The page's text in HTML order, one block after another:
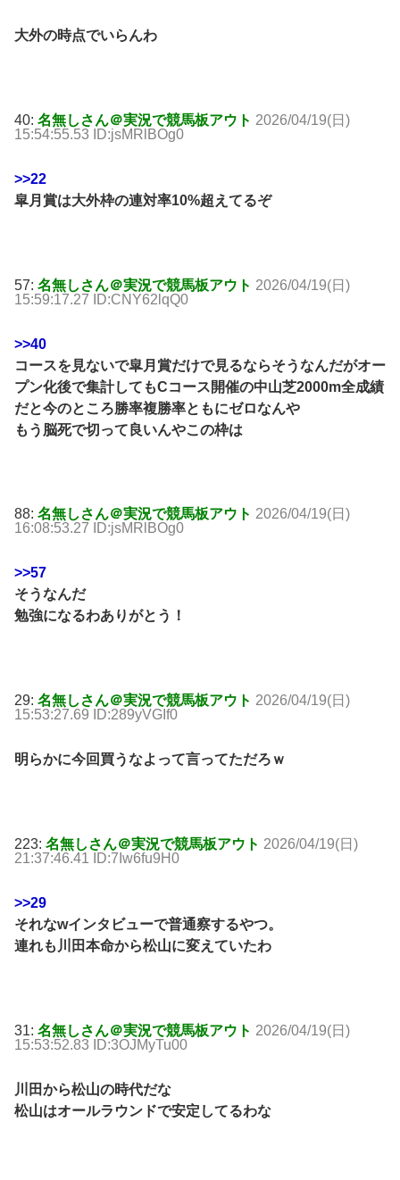
大外の時点でいらんわ
40: 名無しさん＠実況で競馬板アウト 2026/04/19(日)
15:54:55.53 ID:jsMRlBOg0
>>22
皐月賞は大外枠の連対率10%超えてるぞ
57: 名無しさん＠実況で競馬板アウト 2026/04/19(日)
15:59:17.27 ID:CNY62lqQ0
>>40
コースを見ないで皐月賞だけで見るならそうなんだがオー
プン化後で集計してもCコース開催の中山芝2000m全成績
だと今のところ勝率複勝率ともにゼロなんや
もう脳死で切って良いんやこの枠は
88: 名無しさん＠実況で競馬板アウト 2026/04/19(日)
16:08:53.27 ID:jsMRlBOg0
>>57
そうなんだ
勉強になるわありがとう！
29: 名無しさん＠実況で競馬板アウト 2026/04/19(日)
15:53:27.69 ID:289yVGIf0
明らかに今回買うなよって言ってただろｗ
223: 名無しさん＠実況で競馬板アウト 2026/04/19(日)
21:37:46.41 ID:7Iw6fu9H0
>>29
それなwインタビューで普通察するやつ。
連れも川田本命から松山に変えていたわ
31: 名無しさん＠実況で競馬板アウト 2026/04/19(日)
15:53:52.83 ID:3OJMyTu00
川田から松山の時代だな
松山はオールラウンドで安定してるわな